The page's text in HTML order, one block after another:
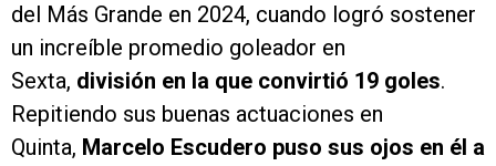
del Más Grande en 2024, cuando logró sostener
un increíble promedio goleador en
Sexta, división en la que convirtió 19 goles.
Repitiendo sus buenas actuaciones en
Quinta, Marcelo Escudero puso sus ojos en él a